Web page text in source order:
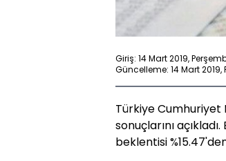
Giriş: 14 Mart 2019,
Güncelleme: 14 Mart 2019,
Türkiye Cumhuriyet
sonuçlarını
beklentisi